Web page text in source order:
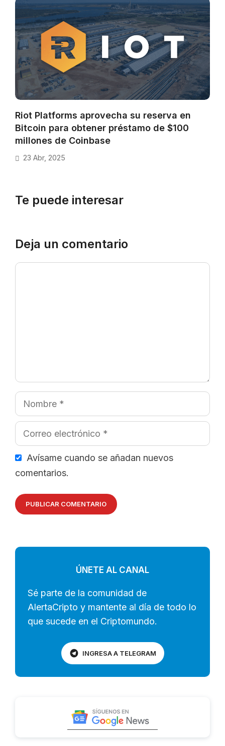
Riot Platforms aprovecha su reserva en
Bitcoin para obtener préstamo de $100
millones de Coinbase
23 Abr, 2025
Te puede interesar
Deja un comentario
Comentario
Nombre
Correo
electrónico
Avísame cuando se añadan nuevos
comentarios.
ÚNETE AL CANAL
Sé parte de la comunidad de
AlertaCripto y mantente al día de todo lo
que sucede en el Criptomundo.
INGRESA A TELEGRAM